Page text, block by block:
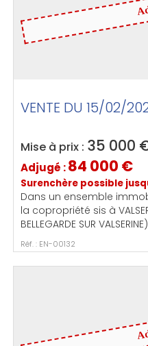
VENTE DU 15/02/
Mise à prix : 35 000
Adjugé :84 000 €
Surenchère possible
Dans un ensemble
la copropriété sis à
BELLEGARDE SUR
Réf. : EN-00132